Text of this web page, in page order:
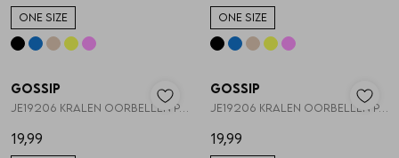
ONE SIZE ONE SIZE
1/2
Gossip
JE19206 KRALEN OORBELLEN PAREL EN HARTJE
19,99
1/2
Gossip
JE19206 KRALEN OORBELLEN PAREL EN HARTJE
19,99